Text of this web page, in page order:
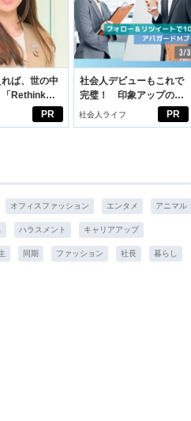
PR
ば、世の中
「Rethink
がつたえた
PR
社会人デビューもこれで
完璧！ 印象アップのセ
ルフプロデュース術
社会人ライフ
オフィスファッション エンタメ アニマル
ハラスメント キャリアアップ
同期 ファッション 社長 暮らし